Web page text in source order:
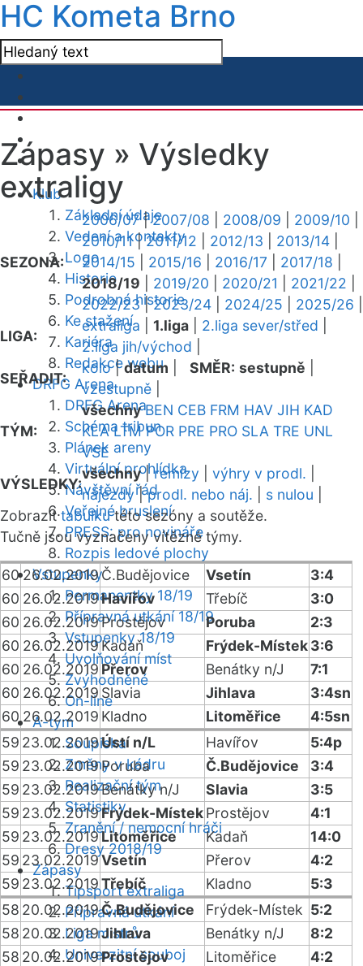
HC Kometa Brno
Klub
Základní údaje
Vedení a kontakty
Logo
Historie
Podrobná historie
Ke stažení
Kariéra
Redakce webu
DRFG Arena
DRFG Arena
Schéma tribun
Plánek areny
Virtuální prohlídka
Návštěvní řád
Veřejné bruslení
PRESS: pro novináře
Rozpis ledové plochy
Vstupenky
Permanentky 18/19
Přípravná utkání 18/19
Vstupenky 18/19
Uvolňování míst
Zvýhodněné
On-line
A-tým
Soupiska
Změny v kádru
Realizační tým
Statistiky
Zranění / nemocní hráči
Dresy 2018/19
Zápasy
Tipsport extraliga
Přípravná utkání
Liga mistrů
Univerzitní souboj
Zápasy » Výsledky
extraligy
SEZONA:
2006/07|2007/08 2008/09 2009/10
2010/11|2011/12 2012/13 2013/14
2014/15
2015/16 2016/17 2017/18
2018/19
2019/20 2020/21 2021/22
2022/23|2023/24 2024/25 2025/26
LIGA:
extraliga 1.liga 2.liga sever/střed
2.liga jih/východ
SEŘADIT:
kolo|datum SMĚR: sestupně
vzestupně
TÝM:
všechny BEN CEB FRM HAV JIH KAD
KLA LTM POR PRE PRO SLA TRE UNL
VSE
VÝSLEDKY:
všechny|remízy výhry v prodl.
nájezdy|prodl. nebo náj. s nulou
Zobrazittabulkutéto sezóny a soutěže.
Tučně jsou vyznačeny vítězné týmy.
60 26.02.2019Č.Budějovice Vsetín
3:4
60 26.02.2019Havířov Třebíč
3:0
60 26.02.2019Prostějov Poruba
2:3
60 26.02.2019Kadaň Frýdek-Místek3:6
60 26.02.2019Přerov Benátky n/J
7:1
60 26.02.2019 Slavia Jihlava
3:4sn
60 26.02.2019 Kladno Litoměřice
4:5sn
59 23.02.2019Ústí n/L Havířov
5:4p
59 23.02.2019Poruba Č.Budějovice
3:4
59 23.02.2019Benátky n/J Slavia
3:5
59 23.02.2019Frýdek-MístekProstějov
4:1
59 23.02.2019Litoměřice Kadaň
14:0
59 23.02.2019Vsetín Přerov
4:2
59 23.02.2019Třebíč Kladno
5:3
58 20.02.2019Č.Budějovice Frýdek-Místek 5:2
58 20.02.2019Jihlava Benátky n/J
8:2
58 20.02.2019Prostějov Litoměřice
4:2